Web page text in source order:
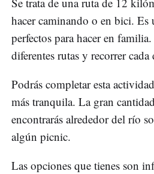
hacer caminando o en bici. Es
perfectos para hacer en
diferentes rutas y recorrer cada
Podrás completar esta
más tranquila. La gran
encontrarás alrededor del río
algún picnic.
Las opciones que tienes son